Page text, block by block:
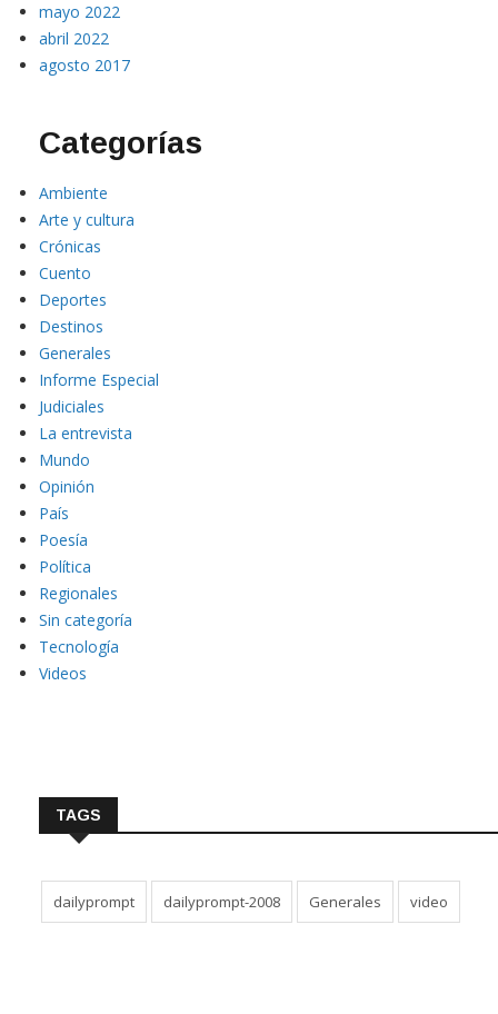
mayo 2022
abril 2022
agosto 2017
Categorías
Ambiente
Arte y cultura
Crónicas
Cuento
Deportes
Destinos
Generales
Informe Especial
Judiciales
La entrevista
Mundo
Opinión
País
Poesía
Política
Regionales
Sin categoría
Tecnología
Videos
TAGS
dailyprompt dailyprompt-2008 Generales video